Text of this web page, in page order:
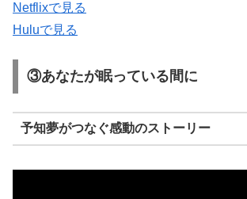
Netflixで見る
Huluで見る
③あなたが眠っている間に
予知夢がつなぐ感動のストーリー